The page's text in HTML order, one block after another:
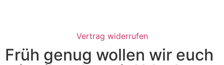
Vertrag widerrufen
Früh genug wollen wir euch